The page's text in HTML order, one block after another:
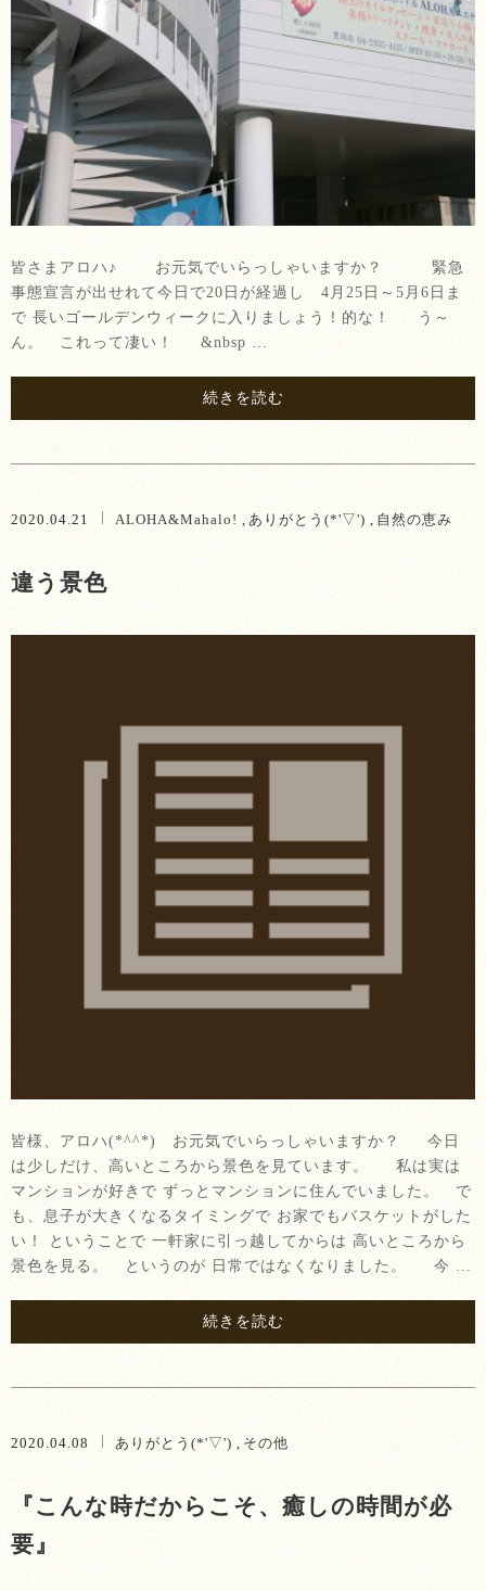
皆さまアロハ♪ お元気でいらっしゃいますか？ 緊急
事態宣言が出せれて今日で20日が経過し 4月25日～5月6日ま
で 長いゴールデンウィークに入りましょう！的な！ う～
ん。 これって凄い！ &nbsp …
続きを読む
2020.04.21 ALOHA&Mahalo! ありがとう(*'▽') 自然の恵み
違う景色
皆様、アロハ(*^^*) お元気でいらっしゃいますか？ 今日
は少しだけ、高いところから景色を見ています。 私は実は
マンションが好きで ずっとマンションに住んでいました。 で
も、息子が大きくなるタイミングで お家でもバスケットがした
い！ ということで 一軒家に引っ越してからは 高いところから
景色を見る。 というのが 日常ではなくなりました。 今 …
続きを読む
2020.04.08 ありがとう(*'▽') その他
『こんな時だからこそ、癒しの時間が必
要』